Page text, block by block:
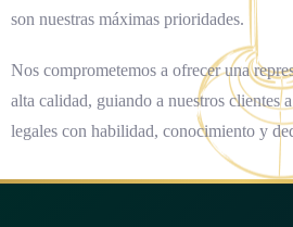
son nuestras máximas prioridades.
Nos comprometemos a ofrecer una
alta calidad, guiando a nuestros clientes
legales con habilidad, conocimiento y